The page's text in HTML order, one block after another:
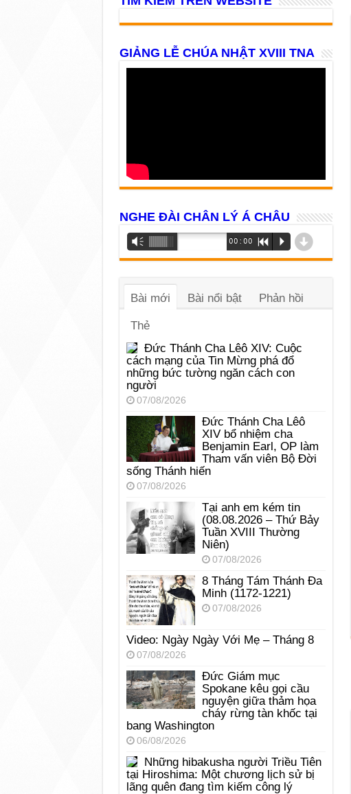
GIẢNG LỄ CHÚA NHẬT XVIII TNA
NGHE ĐÀI CHÂN LÝ Á CHÂU
Trình
phát
âm
Vm 00:00 R P d
Bài mới Bài nổi bật Phản hồi
Thẻ
Đức Thánh Cha Lêô XIV: Cuộc
cách mạng của Tin Mừng phá đổ
những bức tường ngăn cách con
người
07/08/2026
Đức Thánh Cha Lêô
XIV bổ nhiệm cha
Benjamin Earl, OP làm
Tham vấn viên Bộ Đời
sống Thánh hiến
07/08/2026
Tại anh em kém tin
(08.08.2026 – Thứ Bảy
Tuần XVIII Thường
Niên)
07/08/2026
8 Tháng Tám Thánh Ða
Minh (1172-1221)
07/08/2026
Video: Ngày Ngày Với Mẹ – Tháng 8
07/08/2026
Đức Giám mục
Spokane kêu gọi cầu
nguyện giữa thảm họa
cháy rừng tàn khốc tại
bang Washington
06/08/2026
Những hibakusha người Triều Tiên
tại Hiroshima: Một chương lịch sử bị
lãng quên đang tìm kiếm công lý